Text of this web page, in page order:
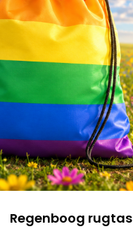
Regenboog rugtas